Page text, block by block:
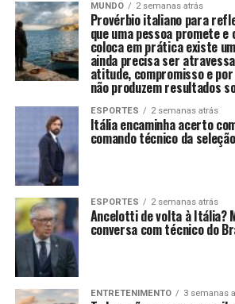
MUNDO 2 semanas atrás
Provérbio italiano para
que uma pessoa promete e
coloca em prática existe
ainda precisa ser
atitude, compromisso e
não produzem resultados
ESPORTES 2 semanas atrás
Itália encaminha acerto
comando técnico da seleção
ESPORTES 2 semanas atrás
Ancelotti de volta à Itália?
conversa com técnico do
ENTRETENIMENTO 3 semanas